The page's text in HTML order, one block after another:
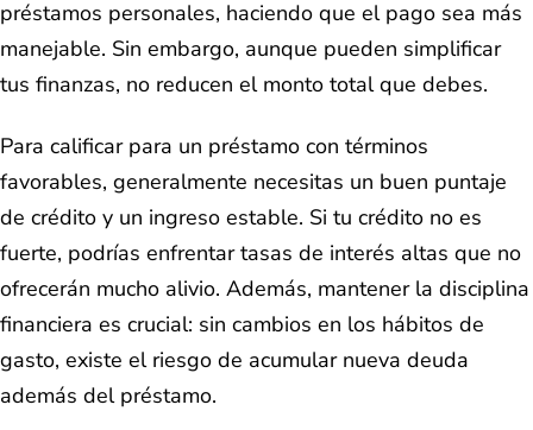
préstamos personales, haciendo que el pago sea más
manejable. Sin embargo, aunque pueden simplificar
tus finanzas, no reducen el monto total que debes.
Para calificar para un préstamo con términos
favorables, generalmente necesitas un buen puntaje
de crédito y un ingreso estable. Si tu crédito no es
fuerte, podrías enfrentar tasas de interés altas que no
ofrecerán mucho alivio. Además, mantener la disciplina
financiera es crucial: sin cambios en los hábitos de
gasto, existe el riesgo de acumular nueva deuda
además del préstamo.